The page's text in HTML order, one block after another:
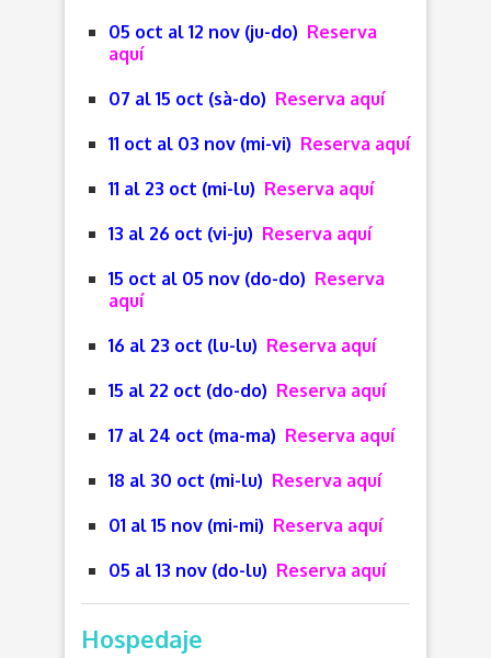
05 oct al 12 nov (ju-do) Reserva
aquí
07 al 15 oct (sà-do) Reserva aquí
11 oct al 03 nov (mi-vi) Reserva aquí
11 al 23 oct (mi-lu) Reserva aquí
13 al 26 oct (vi-ju) Reserva aquí
15 oct al 05 nov (do-do) Reserva
aquí
16 al 23 oct (lu-lu) Reserva aquí
15 al 22 oct (do-do) Reserva aquí
17 al 24 oct (ma-ma) Reserva aquí
18 al 30 oct (mi-lu) Reserva aquí
01 al 15 nov (mi-mi) Reserva aquí
05 al 13 nov (do-lu) Reserva aquí
Hospedaje